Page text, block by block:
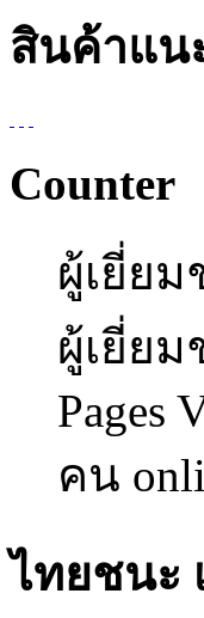
สินค้าแน
Counter
ผู้เยี่ย
ผู้เยี่ย
Pages
คน
ไทยชนะ